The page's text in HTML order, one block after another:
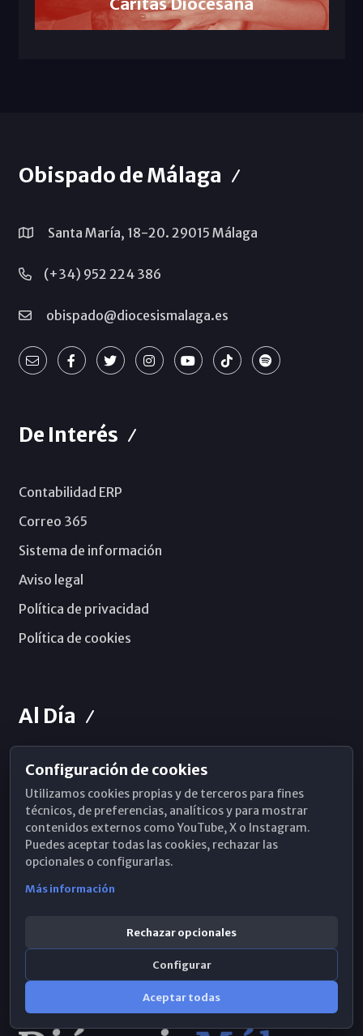
Obispado de Málaga
Santa María, 18-20. 29015 Málaga
(+34) 952 224 386
obispado@diocesismalaga.es
De Interés
Contabilidad ERP
Correo 365
Sistema de información
Aviso legal
Política de privacidad
Política de cookies
Al Día
Horarios de Misa
Hemeroteca
WhatsApp
Configuración de cookies
Utilizamos cookies propias y de terceros para fines
técnicos, de preferencias, analíticos y para mostrar
contenidos externos como YouTube, X o Instagram.
Puedes aceptar todas las cookies, rechazar las
opcionales o configurarlas.
Más información
Rechazar opcionales
Configurar
Aceptar todas